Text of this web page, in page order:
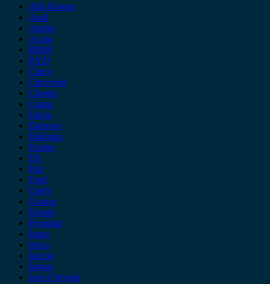
Alfa Romeo
Audi
Austin
Acura
BMW
BYD
Chery
Chevrolet
Citroen
Cupra
Dacia
Daewoo
Daihatsu
Dodge
DS
Fiat
Ford
Geely
Gonow
Honda
Hyundai
Isuzu
iveco
Jaecoo
Jaguar
Jeep Chrysler